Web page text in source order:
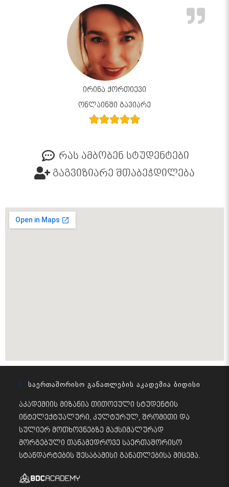
ირინა ქორთიევი
ონლაინში გავიარე
რას ამბობენ სტუდენტები
გაგვიზიარე შთაბეჭდილება
Საერთაშორისო Განათლების Აკადემია Ბიდისი
აკადემიის მიზანია თითოეული სტუდენტის
ინტელექტუალური, კულტურულ, შრომითი და
სულიერ მოთხოვნებზე მაქსიმალურად
მორგებული თანამედროვე საერთაშორისო
სტანდარტების შესაბამისი განათლებისა მიცემა.